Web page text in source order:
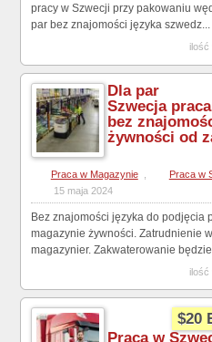
pracy w Szwecji przy pakowaniu
par bez znajomości języka szwedz...
ilość
Dla par
Szwecja praca
bez
żywności od
Praca w Magazynie Praca w
15 maja 2024
Bez znajomości języka do podjęcia
magazynie żywności. Zatrudnienie
magazynier. Zakwaterowanie będzie
ilość
$20
Praca w